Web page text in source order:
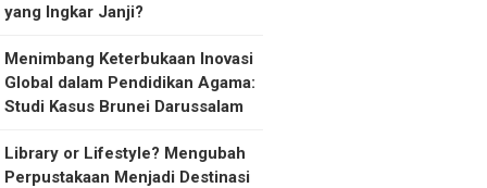
yang Ingkar Janji?
Menimbang Keterbukaan Inovasi
Global dalam Pendidikan Agama:
Studi Kasus Brunei Darussalam
Library or Lifestyle? Mengubah
Perpustakaan Menjadi Destinasi